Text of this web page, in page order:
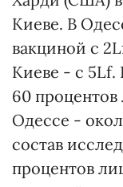
Киеве. В
вакциной с
Киеве - с 5Lf.
60
Одессе -
состав
процентов